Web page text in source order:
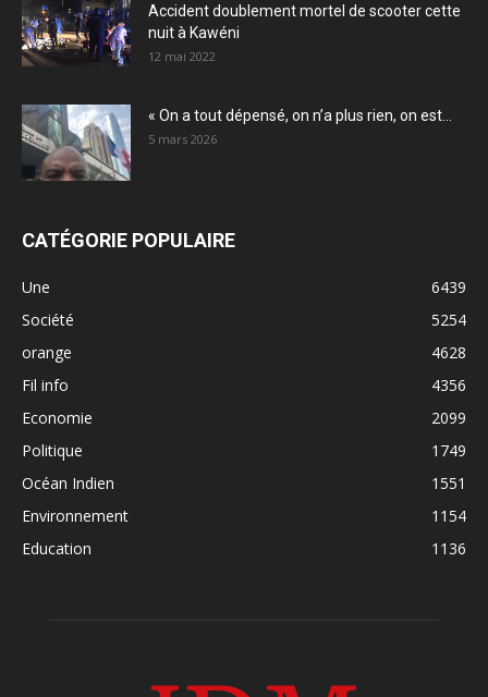
Accident doublement mortel de scooter cette
nuit à Kawéni
12 mai 2022
« On a tout dépensé, on n’a plus rien, on est...
5 mars 2026
CATÉGORIE POPULAIRE
Une
6439
Société
5254
orange
4628
Fil info
4356
Economie
2099
Politique
1749
Océan Indien
1551
Environnement
1154
Education
1136